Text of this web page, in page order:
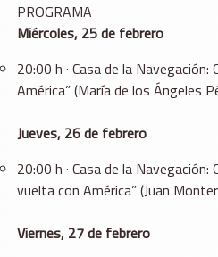
PROGRAMA
Miércoles, 25 de febrero
20:00 h · Casa de la
América” (María de los Ángeles
Jueves, 26 de febrero
20:00 h · Casa de la
vuelta con América” (Juan
Viernes, 27 de febrero